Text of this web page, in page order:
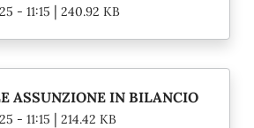
- 11:15 | 240.92 KB
ASSUNZIONE IN BILANCIO
- 11:15 | 214.42 KB